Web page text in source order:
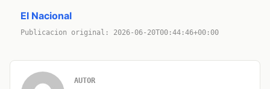
El Nacional
Publicacion original: 2026-06-20T00:44:46+00:00
AUTOR